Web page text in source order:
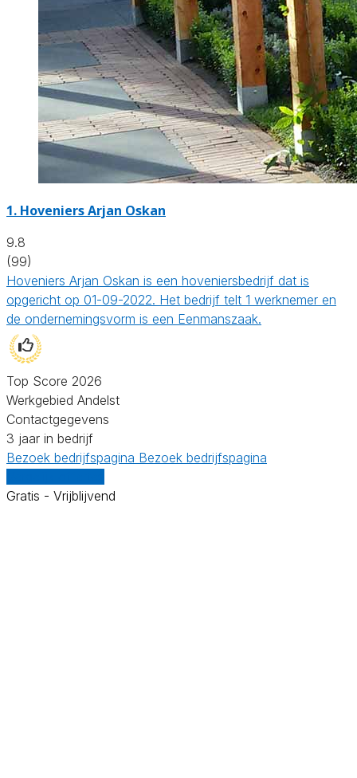
1. Hoveniers Arjan Oskan
9.8
(99)
Hoveniers Arjan Oskan is een hoveniersbedrijf dat is
opgericht op 01-09-2022. Het bedrijf telt 1 werknemer en
de ondernemingsvorm is een Eenmanszaak.
Top Score 2026
Werkgebied Andelst
Contactgegevens
3 jaar in bedrijf
Bezoek bedrijfspagina Bezoek bedrijfspagina
Gratis - Vrijblijvend